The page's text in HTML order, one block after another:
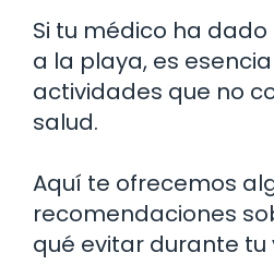
Si tu médico ha
a la playa, es
actividades que no
salud.
Aquí te ofrecemos
recomendaciones
qué evitar durante tu